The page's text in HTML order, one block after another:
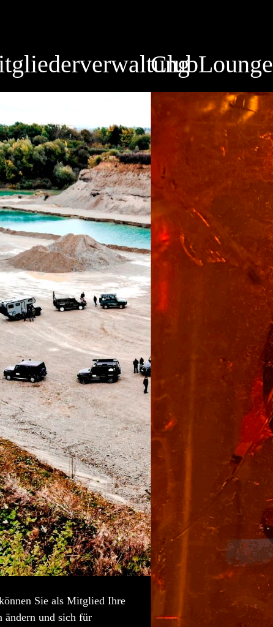
Sie als Mitglied Ihre
ändern und sich für
ClubLounge